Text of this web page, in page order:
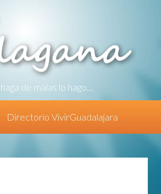
de malas lo hago....
Directorio VivirGuadalajara